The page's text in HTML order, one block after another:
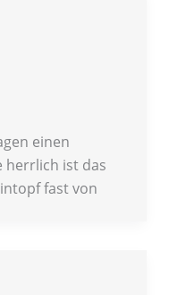
einen
herrlich ist das
fast von